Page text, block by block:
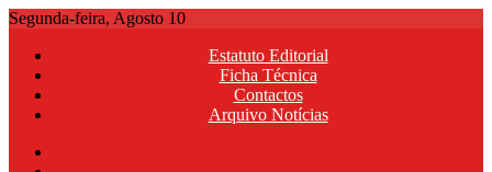
Skip
content
Segunda-feira, Agosto 10
Estatuto Editorial
Ficha Técnica
Contactos
Arquivo Notícias